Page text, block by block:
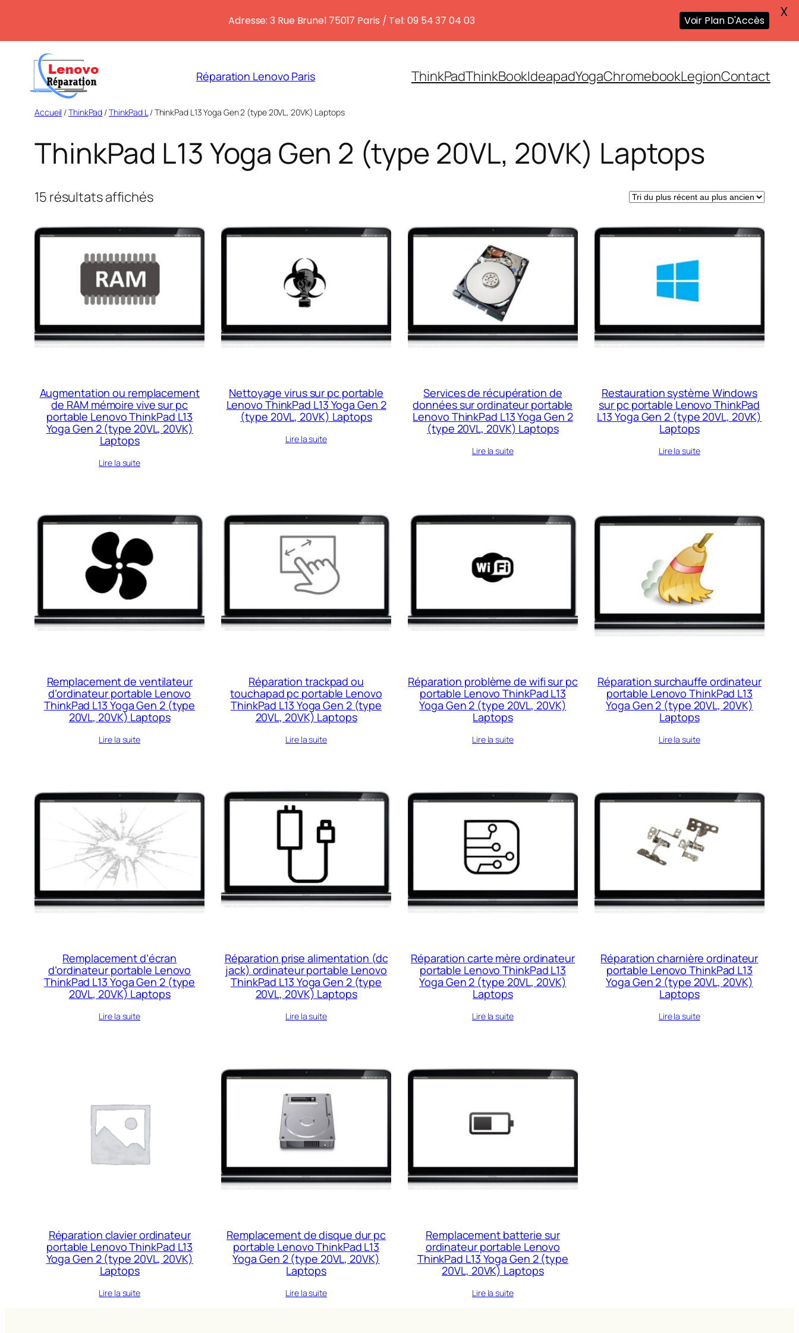
contenu
Réparation Lenovo Paris ThinkPadThinkBookIdeapadYogaChromebookLegionContact
Accueil /ThinkPad /ThinkPad L / ThinkPad L13 Yoga Gen 2 (type 20VL, 20VK) Laptops
ThinkPad L13 Yoga Gen 2 (type 20VL, 20VK) Laptops
15 résultats affichésTrié
plus
récent
au
ancien
Augmentation ou remplacement
de RAM mémoire vive sur pc
portable Lenovo ThinkPad L13
Yoga Gen 2 (type 20VL, 20VK)
Laptops
Lire la suite
Nettoyage virus sur pc portable
Lenovo ThinkPad L13 Yoga Gen 2
(type 20VL, 20VK) Laptops
Lire la suite
Services de récupération de
données sur ordinateur portable
Lenovo ThinkPad L13 Yoga Gen 2
(type 20VL, 20VK) Laptops
Lire la suite
Restauration système Windows
sur pc portable Lenovo ThinkPad
L13 Yoga Gen 2 (type 20VL, 20VK)
Laptops
Lire la suite
Remplacement de ventilateur
d’ordinateur portable Lenovo
ThinkPad L13 Yoga Gen 2 (type
20VL, 20VK) Laptops
Lire la suite
Réparation trackpad ou
touchapad pc portable Lenovo
ThinkPad L13 Yoga Gen 2 (type
20VL, 20VK) Laptops
Lire la suite
Réparation problème de wifi sur pc
portable Lenovo ThinkPad L13
Yoga Gen 2 (type 20VL, 20VK)
Laptops
Lire la suite
Réparation surchauffe ordinateur
portable Lenovo ThinkPad L13
Yoga Gen 2 (type 20VL, 20VK)
Laptops
Lire la suite
Remplacement d’écran
d’ordinateur portable Lenovo
ThinkPad L13 Yoga Gen 2 (type
20VL, 20VK) Laptops
Lire la suite
Réparation prise alimentation (dc
jack) ordinateur portable Lenovo
ThinkPad L13 Yoga Gen 2 (type
20VL, 20VK) Laptops
Lire la suite
Réparation carte mère ordinateur
portable Lenovo ThinkPad L13
Yoga Gen 2 (type 20VL, 20VK)
Laptops
Lire la suite
Réparation charnière ordinateur
portable Lenovo ThinkPad L13
Yoga Gen 2 (type 20VL, 20VK)
Laptops
Lire la suite
Réparation clavier ordinateur
portable Lenovo ThinkPad L13
Yoga Gen 2 (type 20VL, 20VK)
Laptops
Lire la suite
Remplacement de disque dur pc
portable Lenovo ThinkPad L13
Yoga Gen 2 (type 20VL, 20VK)
Laptops
Lire la suite
Remplacement batterie sur
ordinateur portable Lenovo
ThinkPad L13 Yoga Gen 2 (type
20VL, 20VK) Laptops
Lire la suite
Adresse: 3 Rue Brunel 75017 Paris / Tel: 09 54 37 04 03 Voir Plan D'Accès X